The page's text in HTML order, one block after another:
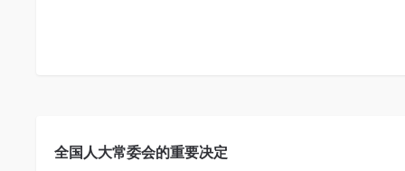
全国人大常委会的重要决定